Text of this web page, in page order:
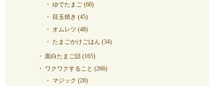
ゆでたまご (60)
目玉焼き (45)
オムレツ (48)
たまごかけごはん (34)
面白たまご話 (165)
ワクワクすること (266)
マジック (28)